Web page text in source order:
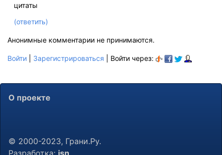
цитаты
(ответить)
Анонимные комментарии не принимаются.
Войти Зарегистрироваться | Войти через:
О проекте
© 2000-2023, Грани.Ру.
Разработка: jsn